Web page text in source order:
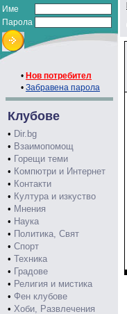
Име
Парола
• Нов потребител
• Забравена парола
Клубове
• Dir.bg
• Взаимопомощ
• Горещи теми
• Компютри и Интернет
• Контакти
• Култура и изкуство
• Мнения
• Наука
• Политика, Свят
• Спорт
• Техника
• Градове
• Религия и мистика
• Фен клубове
• Хоби, Развлечения